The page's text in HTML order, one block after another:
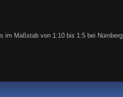
im Maßstab von 1:10 bis 1:5 bei Nürnberg.